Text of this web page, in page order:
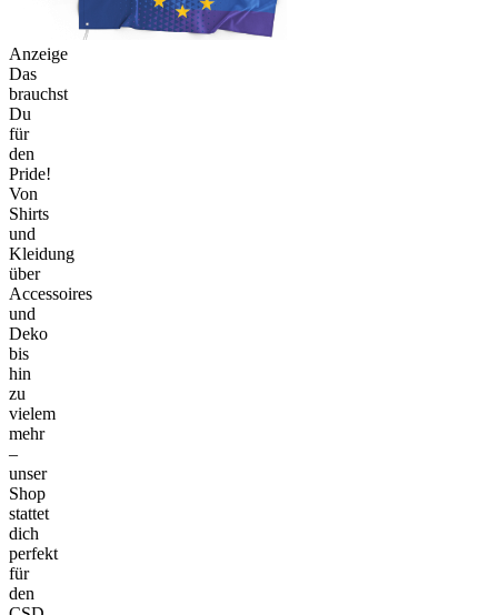
Anzeige
Das
brauchst
Du
für
den
Pride!
Von
Shirts
und
Kleidung
über
Accessoires
und
Deko
bis
hin
zu
vielem
mehr
–
unser
Shop
stattet
dich
perfekt
für
den